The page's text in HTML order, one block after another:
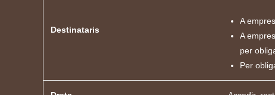
Destinataris
A
A
per
Per